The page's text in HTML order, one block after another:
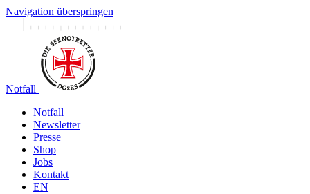
Navigation überspringen
Notfall
Notfall
Newsletter
Presse
Shop
Jobs
Kontakt
EN